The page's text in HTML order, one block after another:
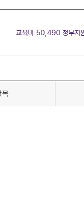
교육비 50,490 정부지
목